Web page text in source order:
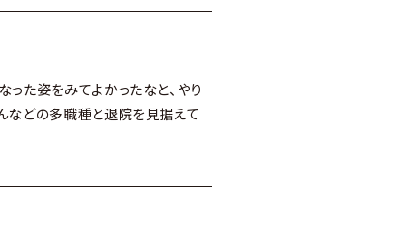
た姿をみてよかったなと、やり
などの多職種と退院を見据えて